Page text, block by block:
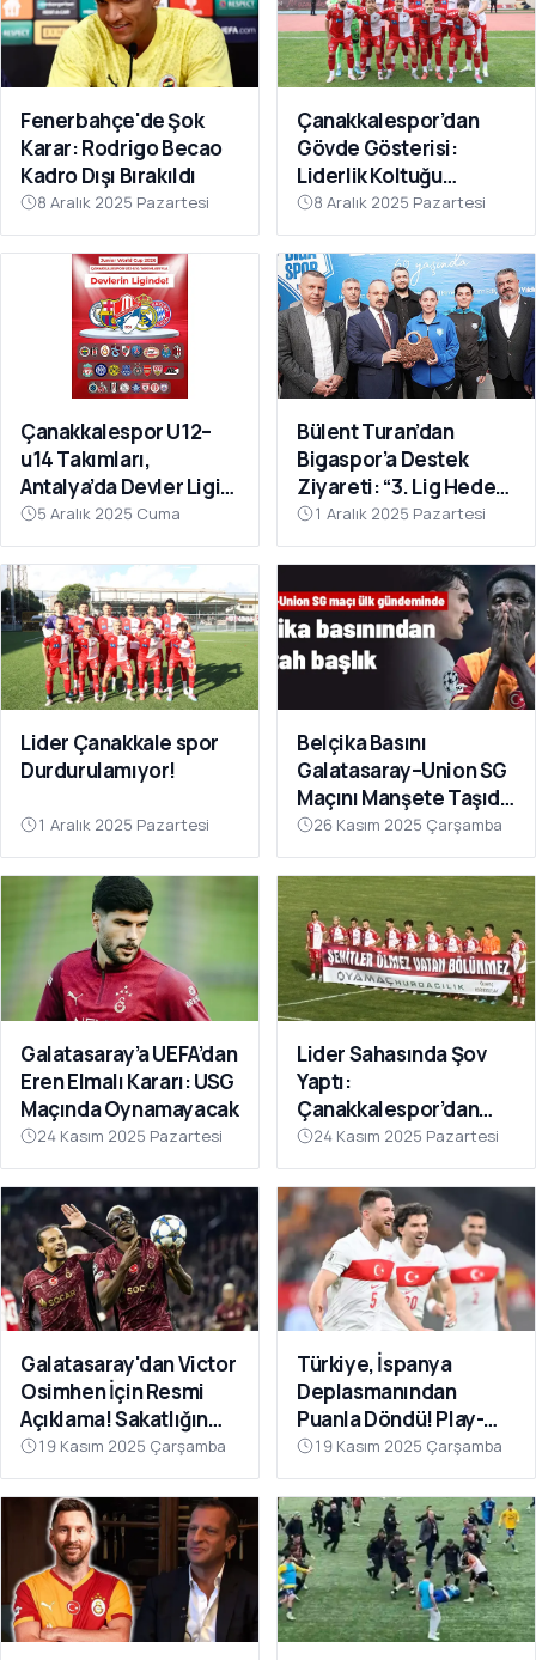
Fenerbahçe'de Şok
Karar: Rodrigo Becao
Kadro Dışı Bırakıldı
8 Aralık 2025 Pazartesi
Çanakkalespor’dan
Gövde Gösterisi:
Liderlik Koltuğu
Bırakılmıyor!
8 Aralık 2025 Pazartesi
Çanakkalespor U12–
u14 Takımları,
Antalya’da Devler Ligi
Sahnesinde!
5 Aralık 2025 Cuma
Bülent Turan’dan
Bigaspor’a Destek
Ziyareti: “3. Lig Hedefi
Çok Yakın”
1 Aralık 2025 Pazartesi
Lider Çanakkale spor
Durdurulamıyor!
1 Aralık 2025 Pazartesi
Belçika Basını
Galatasaray–Union SG
Maçını Manşete Taşıdı:
“50 Bin Türk’ü
Susturdular”
26 Kasım 2025 Çarşamba
Galatasaray’a UEFA’dan
Eren Elmalı Kararı: USG
Maçında Oynamayacak
24 Kasım 2025 Pazartesi
Lider Sahasında Şov
Yaptı:
Çanakkalespor’dan
Farklı Galibiyet
24 Kasım 2025 Pazartesi
Galatasaray'dan Victor
Osimhen İçin Resmi
Açıklama! Sakatlığın
Son Durumu Belli Oldu
19 Kasım 2025 Çarşamba
Türkiye, İspanya
Deplasmanından
Puanla Döndü! Play-
Off Öncesi Moral: 2-2
19 Kasım 2025 Çarşamba